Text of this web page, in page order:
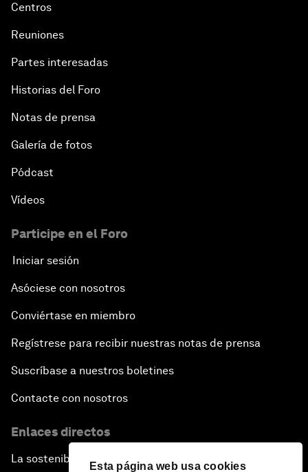
Esta página web usa cookies
Centros
Reuniones
Partes interesadas
Historias del Foro
Notas de prensa
Galería de fotos
Pódcast
Vídeos
Participe en el Foro
Iniciar sesión
Asóciese con nosotros
Conviértase en miembro
Regístrese para recibir nuestras notas de prensa
Suscríbase a nuestros boletines
Contacte con nosotros
Enlaces directos
La sostenibilidad en el Foro